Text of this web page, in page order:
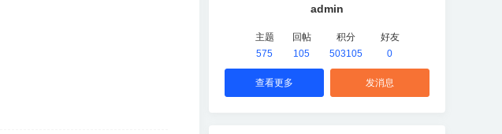
admin
主题
575
回帖
105
积分
503105
好友
0
查看更多 发消息